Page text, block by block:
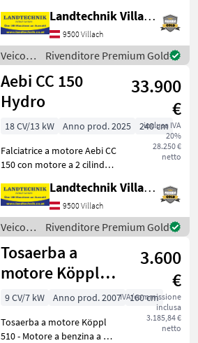
taglio a doppia lama da 1,
80, pneumatici gemellati in
gomma; nelle condizioni
descritte dal
Landtechnik Villach GmbH
9500 Villach
Veicoli
agricoli
a
motore
/ Moty
Rivenditore Premium Gold
Aebi CC 150
Hydro
33.900
€
inclusa IVA
20%
28.250 €
netto
18 CV/13 kW Anno prod. 2025
240 cm
Falciatrice a motore Aebi CC
150 con motore a 2 cilindri,
idraulica a 3 velocità,
radiatore dell’olio, ruote
dentate ad aria Aebi a 6 file,
grupp
Landtechnik Villach GmbH
9500 Villach
Veicoli
agricoli
a
motore
/ Aebi
Rivenditore Premium Gold
Tosaerba a
motore Köppl
510
3.600
€
IVA/commissione
inclusa
3.185,84 €
netto
9 CV/7 kW Anno prod. 2007
160 cm
Tosaerba a motore Köppl
510 - Motore a benzina a 4